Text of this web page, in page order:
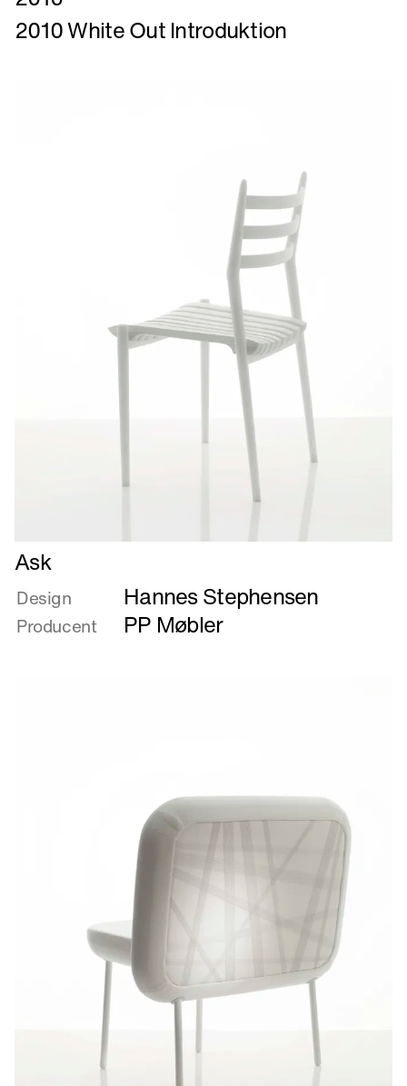
mere
om
2010 White Out Introduktion
Læs
mere
om
Ask
Ask
Design Hannes Stephensen
Producent PP Møbler